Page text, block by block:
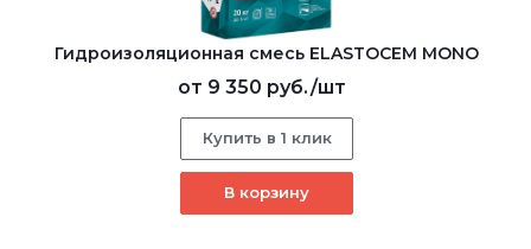
Гидроизоляционная смесь ELASTOCEM MONO
от 9 350 руб./шт
Купить в 1 клик
В корзину